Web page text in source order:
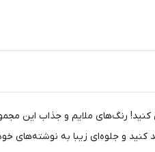
هنری تبدیل کنید! رنگ‌های
کنید و جلوه‌ای زیبا به نوشته‌های